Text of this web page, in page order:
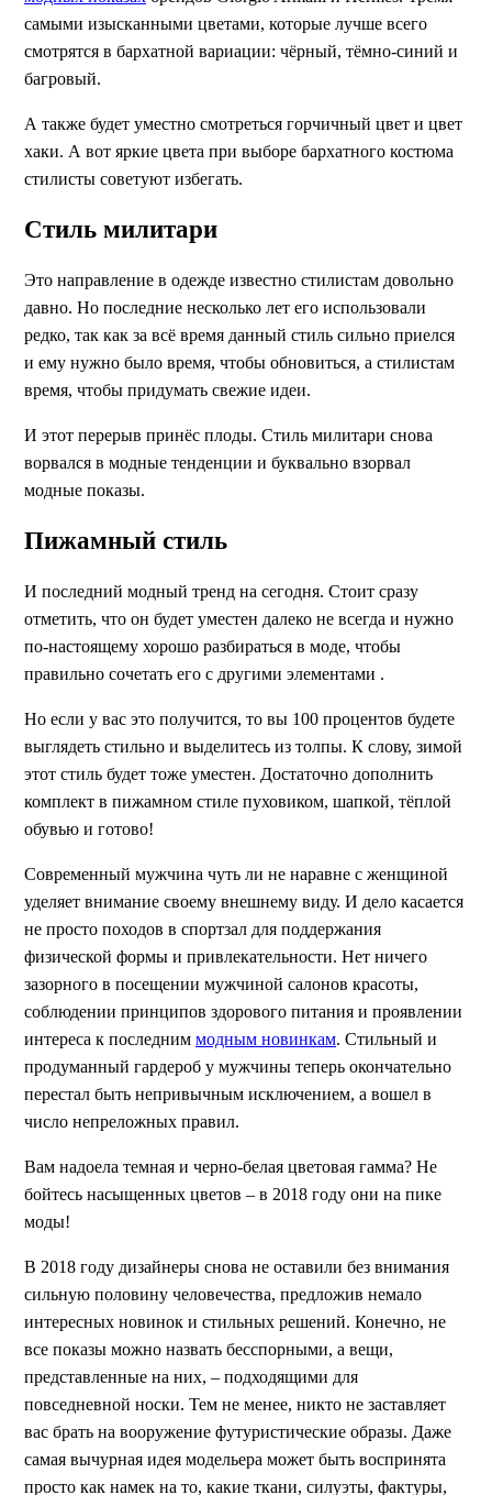
самыми изысканными цветами, которые лучше всего
смотрятся в бархатной вариации: чёрный, тёмно-синий и
багровый.
А также будет уместно смотреться горчичный цвет и цвет
хаки. А вот яркие цвета при выборе бархатного костюма
стилисты советуют избегать.
Стиль милитари
Это направление в одежде известно стилистам довольно
давно. Но последние несколько лет его использовали
редко, так как за всё время данный стиль сильно приелся
и ему нужно было время, чтобы обновиться, а стилистам
время, чтобы придумать свежие идеи.
И этот перерыв принёс плоды. Стиль милитари снова
ворвался в модные тенденции и буквально взорвал
модные показы.
Пижамный стиль
И последний модный тренд на сегодня. Стоит сразу
отметить, что он будет уместен далеко не всегда и нужно
по-настоящему хорошо разбираться в моде, чтобы
правильно сочетать его с другими элементами .
Но если у вас это получится, то вы 100 процентов будете
выглядеть стильно и выделитесь из толпы. К слову, зимой
этот стиль будет тоже уместен. Достаточно дополнить
комплект в пижамном стиле пуховиком, шапкой, тёплой
обувью и готово!
Современный мужчина чуть ли не наравне с женщиной
уделяет внимание своему внешнему виду. И дело касается
не просто походов в спортзал для поддержания
физической формы и привлекательности. Нет ничего
зазорного в посещении мужчиной салонов красоты,
соблюдении принципов здорового питания и проявлении
интереса к последним модным новинкам. Стильный и
продуманный гардероб у мужчины теперь окончательно
перестал быть непривычным исключением, а вошел в
число непреложных правил.
Вам надоела темная и черно-белая цветовая гамма? Не
бойтесь насыщенных цветов – в 2018 году они на пике
моды!
В 2018 году дизайнеры снова не оставили без внимания
сильную половину человечества, предложив немало
интересных новинок и стильных решений. Конечно, не
все показы можно назвать бесспорными, а вещи,
представленные на них, – подходящими для
повседневной носки. Тем не менее, никто не заставляет
вас брать на вооружение футуристические образы. Даже
самая вычурная идея модельера может быть воспринята
просто как намек на то, какие ткани, силуэты, фактуры,